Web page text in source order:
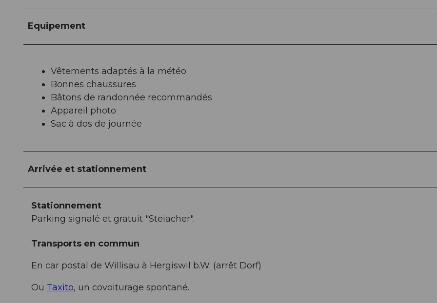
Equipement
Vêtements adaptés à la météo
Bonnes chaussures
Bâtons de randonnée recommandés
Appareil photo
Sac à dos de journée
Arrivée et stationnement
Stationnement
Parking signalé et gratuit "Steiacher".
Transports en commun
En car postal de Willisau à Hergiswil b.W. (arrêt Dorf)
Ou Taxito, un covoiturage spontané.